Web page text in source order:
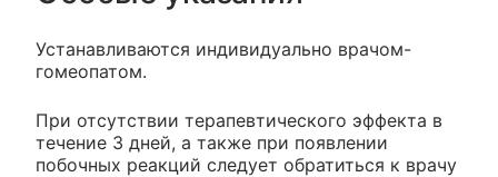
Устанавливаются индивидуально врачом-
гомеопатом.
При отсутствии терапевтического эффекта в
течение 3 дней, а также при появлении
побочных реакций следует обратиться к врачу